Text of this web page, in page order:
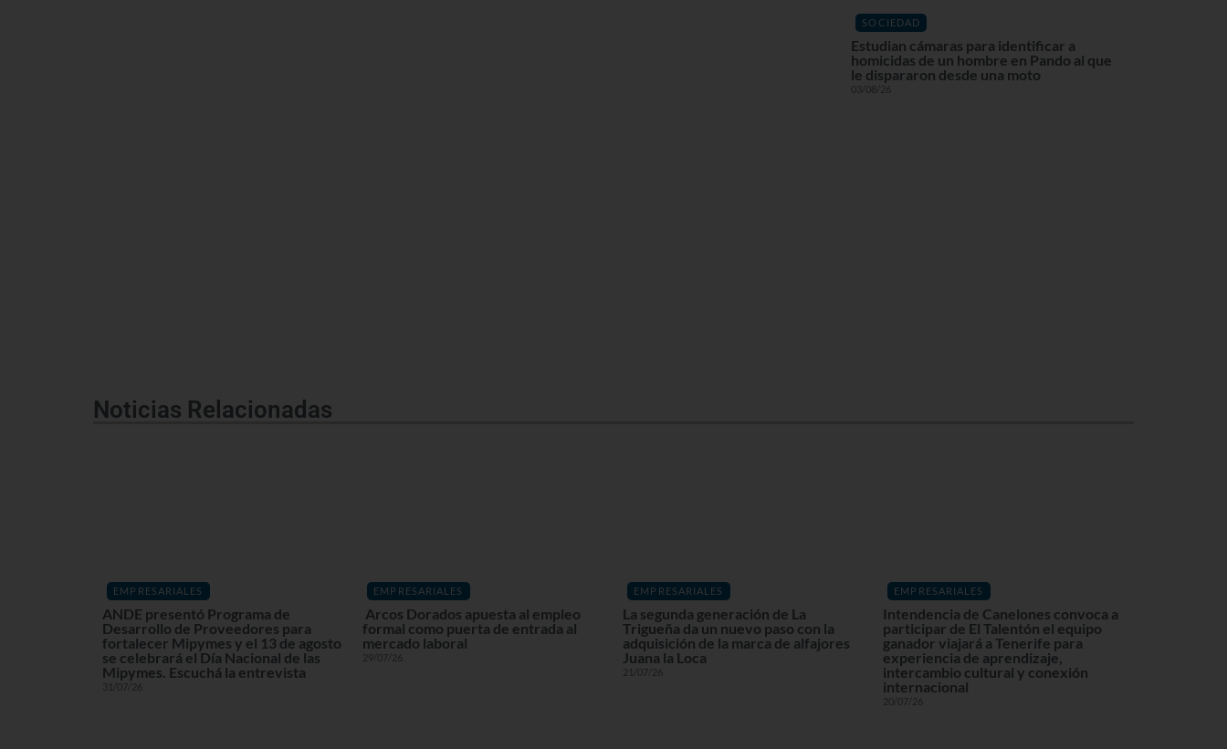
SOCIEDAD
Estudian cámaras para identificar a
homicidas de un hombre en Pando al que
le dispararon desde una moto
03/08/26
Noticias Relacionadas
EMPRESARIALES
ANDE presentó Programa de
Desarrollo de Proveedores para
fortalecer Mipymes y el 13 de agosto
se celebrará el Día Nacional de las
Mipymes. Escuchá la entrevista
31/07/26
EMPRESARIALES
Arcos Dorados apuesta al empleo
formal como puerta de entrada al
mercado laboral
29/07/26
EMPRESARIALES
La segunda generación de La
Trigueña da un nuevo paso con la
adquisición de la marca de alfajores
Juana la Loca
21/07/26
EMPRESARIALES
Intendencia de Canelones convoca a
participar de El Talentón el equipo
ganador viajará a Tenerife para
experiencia de aprendizaje,
intercambio cultural y conexión
internacional
20/07/26